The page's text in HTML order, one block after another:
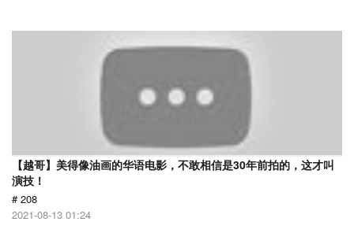
【越哥】美得像油画的华语电影，不敢相信是30年前拍的，这才叫
演技！
# 208
2021-08-13 01:24